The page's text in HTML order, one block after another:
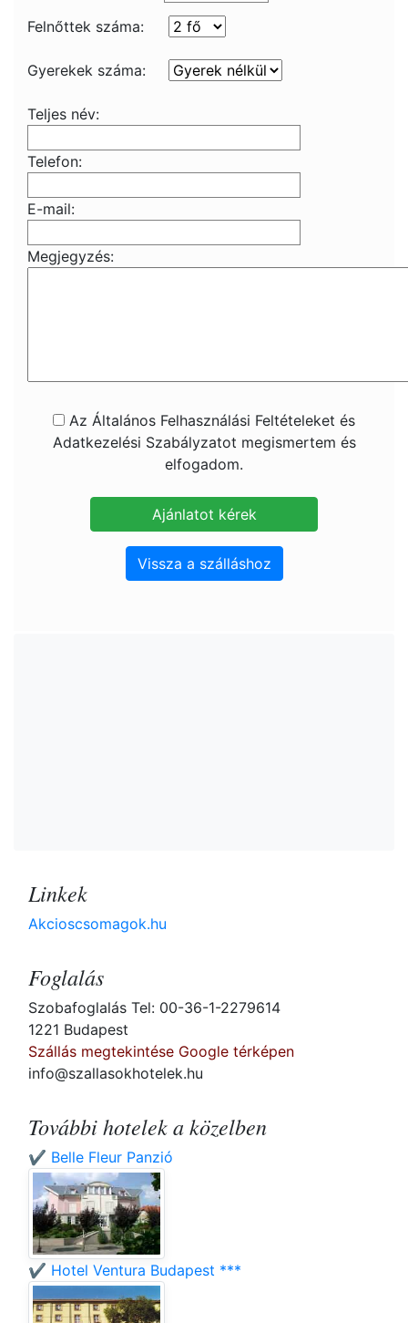
Felnőttek száma:
Gyerekek száma:
Teljes név:
Telefon:
E-mail:
Megjegyzés:
Az Általános Felhasználási Feltételeket és
Adatkezelési Szabályzatot megismertem és
elfogadom.
Vissza a szálláshoz
Linkek
Akcioscsomagok.hu
Foglalás
Szobafoglalás Tel: 00-36-1-2279614
1221 Budapest
Szállás megtekintése Google térképen
info@szallasokhotelek.hu
További hotelek a közelben
✔️ Belle Fleur Panzió
✔️ Hotel Ventura Budapest ***